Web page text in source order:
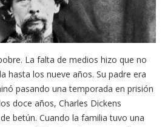
La falta de medios hizo que no
hasta los nueve años. Su padre era
pasando una temporada en prisión
doce años, Charles Dickens
betún. Cuando la familia tuvo una